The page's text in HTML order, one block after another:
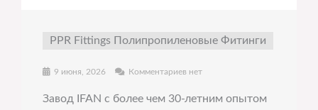
PPR Fittings Полипропиленовые Фитинги
9 июня, 2026 Комментариев нет
Завод IFAN с более чем 30-летним опытом